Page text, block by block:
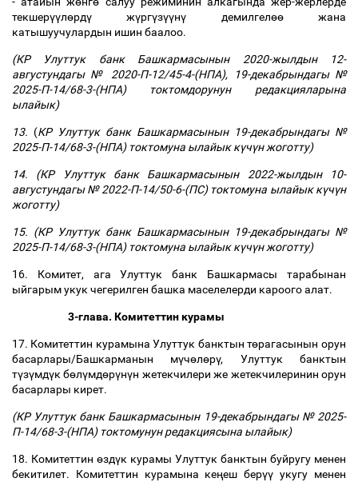
текшерүүлөрдү жүргүзүүнү демилгелөөжана
катышуучулардын ишин баалоо.
(КР Улуттук банк Башкармасынын 2020-жылдын 12-
августундагы № 2020-П-12/45-4-(НПА), 19-декабрындагы №
2025-П-14/68-3-(НПА) токтомдорунун редакцияларына
ылайык)
13. (КР Улуттук банк Башкармасынын 19-декабрындагы №
2025-П-14/68-3-(НПА) токтомуна ылайык күчүн жоготту)
14. (КР Улуттук банк Башкармасынын 2022-жылдын 10-
августундагы № 2022-П-14/50-6-(ПС) токтомуна ылайык күчүн
жоготту)
15. (КР Улуттук банк Башкармасынын 19-декабрындагы №
2025-П-14/68-3-(НПА) токтомуна ылайык күчүн жоготту)
16. Комитет, ага Улуттук банк Башкармасы тарабынан
ыйгарым укук чегерилген башка маселелерди кароого алат.
3-глава. Комитеттин курамы
17. Комитеттин курамына Улуттук банктын төрагасынын орун
басарлары/Башкарманын мүчөлөрү, Улуттук банктын
түзүмдүк бөлүмдөрүнүн жетекчилери же жетекчилеринин орун
басарлары кирет.
(КР Улуттук банк Башкармасынын 19-декабрындагы № 2025-
П-14/68-3-(НПА) токтомунун редакциясына ылайык)
18. Комитеттин өздүк курамы Улуттук банктын буйругу менен
бекитилет. Комитеттин курамына кеңеш берүү укугу менен